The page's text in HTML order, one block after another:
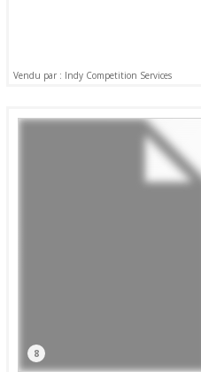
Vendu par : Indy Competition Services
8